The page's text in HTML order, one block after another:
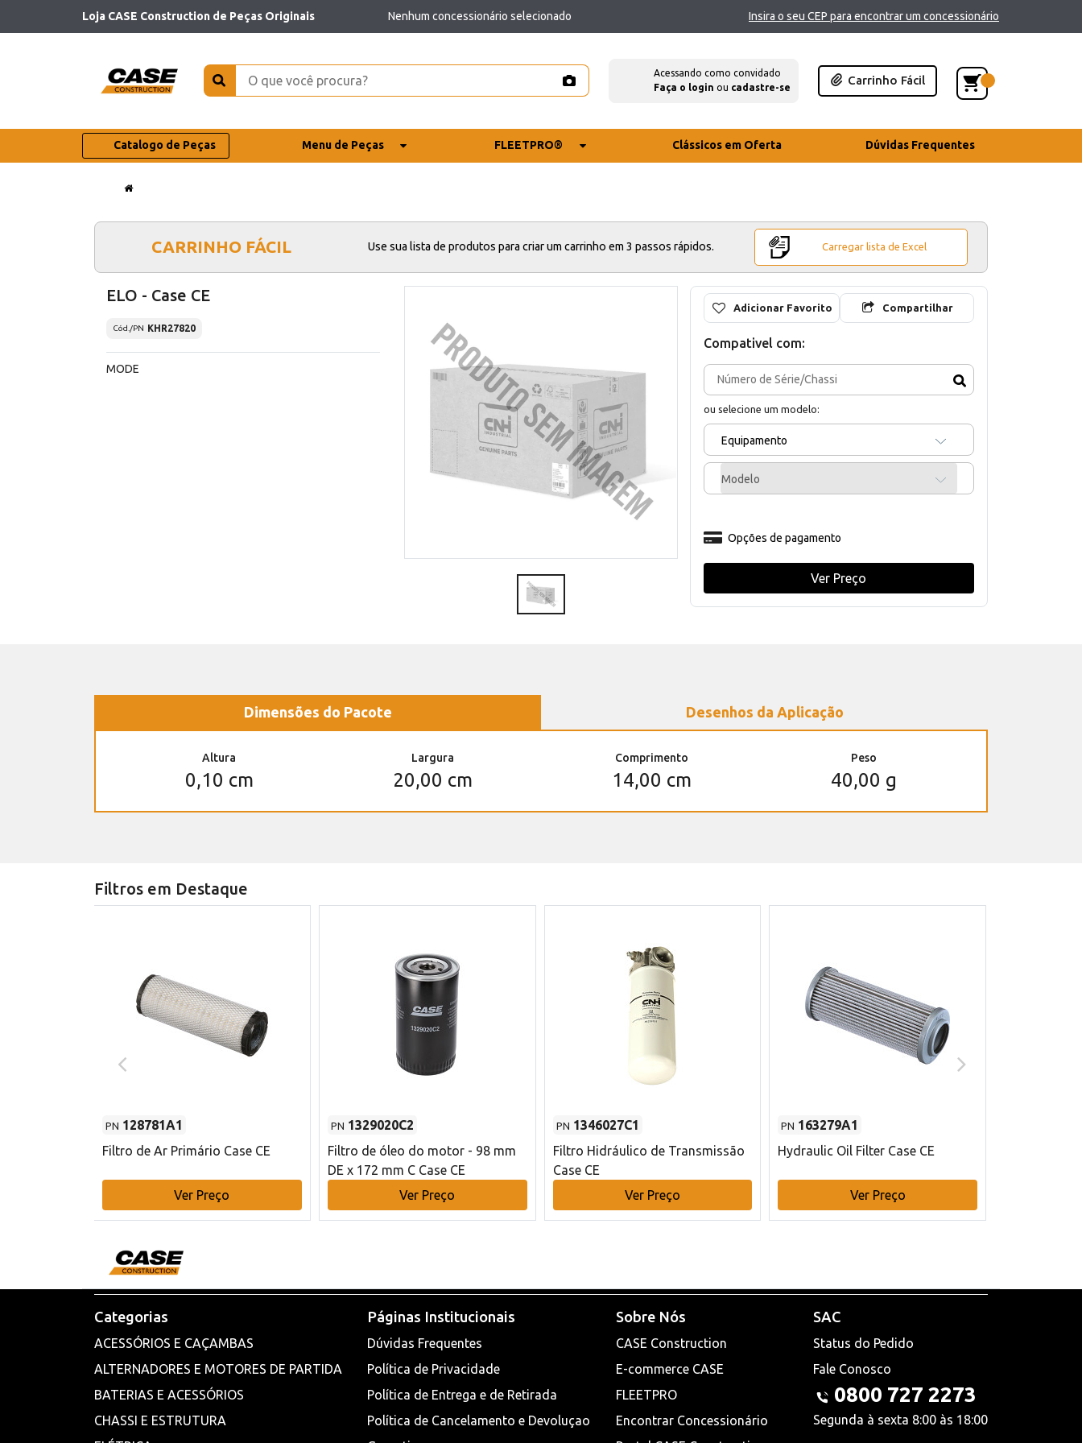
Loja CASE Construction de Peças Originais Nenhum concessionário selecionado Insira o seu CEP para encontrar um concessionário
Acessando como convidado
Faça o login ou cadastre-se
Carrinho Fácil
Catalogo de Peças Menu de Peças FLEETPRO® Clássicos em Oferta Dúvidas Frequentes
CARRINHO FÁCIL Use sua lista de produtos para criar um carrinho em 3 passos rápidos. Carregar lista de Excel
ELO - Case CE
Cód./PN KHR27820
MODE
Adicionar Favorito Compartilhar
Compativel com:
ou selecione um modelo:
Equipamento
Modelo
Opções de pagamento
Ver Preço
Dimensões do Pacote Desenhos da Aplicação
Altura
0,10 cm
Largura
20,00 cm
Comprimento
14,00 cm
Peso
40,00 g
Filtros em Destaque
PN 128781A1
Filtro de Ar Primário Case CE
Ver Preço
PN 1329020C2
Filtro de óleo do motor - 98 mm
DE x 172 mm C Case CE
Ver Preço
PN 1346027C1
Filtro Hidráulico de Transmissão
Case CE
Ver Preço
PN 163279A1
Hydraulic Oil Filter Case CE
Ver Preço
Categorias
ACESSÓRIOS E CAÇAMBAS
ALTERNADORES E MOTORES DE PARTIDA
BATERIAS E ACESSÓRIOS
CHASSI E ESTRUTURA
Páginas Institucionais
Dúvidas Frequentes
Política de Privacidade
Política de Entrega e de Retirada
Política de Cancelamento e Devoluçao
Sobre Nós
CASE Construction
E-commerce CASE
FLEETPRO
Encontrar Concessionário
SAC
Status do Pedido
Fale Conosco
0800 727 2273
Segunda à sexta 8:00 às 18:00